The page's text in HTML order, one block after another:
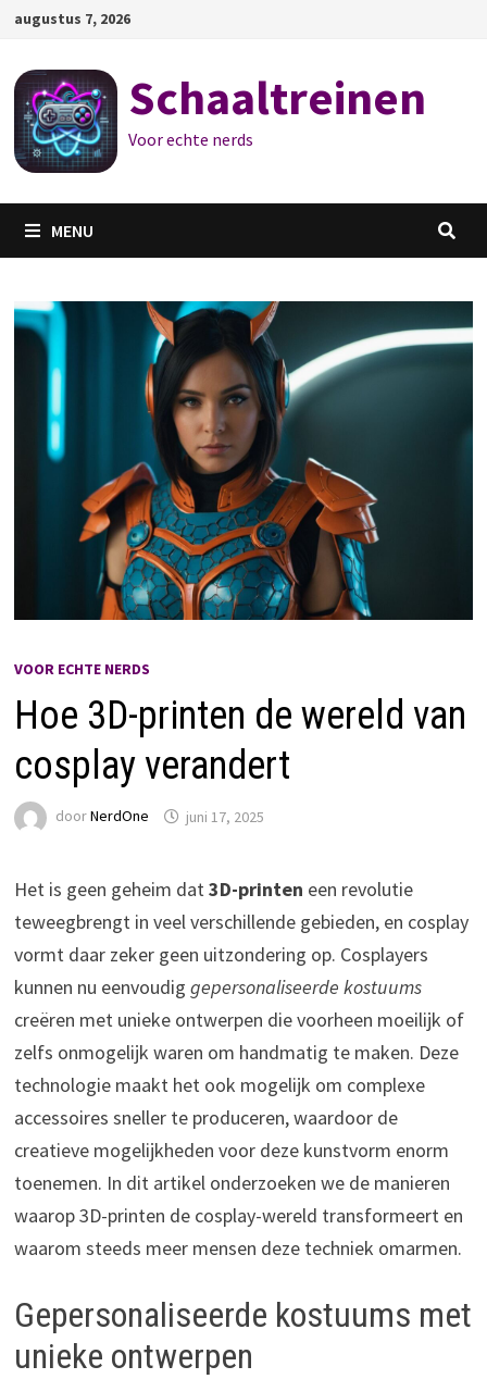
Ga
de
inhoud
augustus 7, 2026
Schaaltreinen
Voor echte nerds
MENU
VOOR ECHTE NERDS
Hoe 3D-printen de wereld van
cosplay verandert
doorNerdOne juni 17, 2025
Het is geen geheim dat3D-printen een revolutie
teweegbrengt in veel verschillende gebieden, en cosplay
vormt daar zeker geen uitzondering op. Cosplayers
kunnen nu eenvoudig gepersonaliseerde kostuums
creëren met unieke ontwerpen die voorheen moeilijk of
zelfs onmogelijk waren om handmatig te maken. Deze
technologie maakt het ook mogelijk om complexe
accessoires sneller te produceren, waardoor de
creatieve mogelijkheden voor deze kunstvorm enorm
toenemen. In dit artikel onderzoeken we de manieren
waarop 3D-printen de cosplay-wereld transformeert en
waarom steeds meer mensen deze techniek omarmen.
Gepersonaliseerde kostuums met
unieke ontwerpen